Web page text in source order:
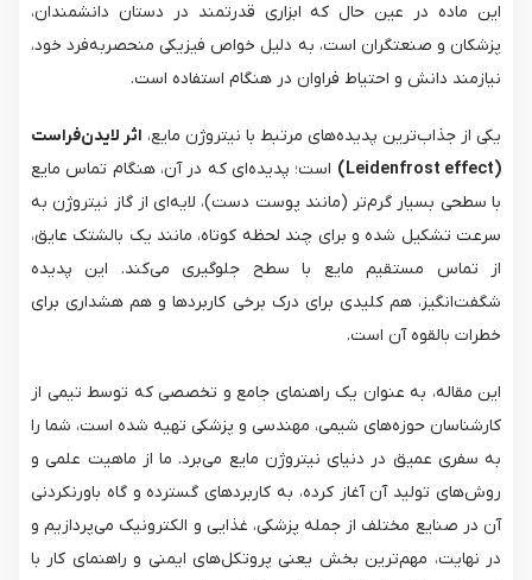
این ماده در عین حال که ابزاری قدرتمند در دستان دانشمندان،
پزشکان و صنعتگران است، به دلیل خواص فیزیکی منحصربه‌فرد خود،
نیازمند دانش و احتیاط فراوان در هنگام استفاده است.
یکی از جذاب‌ترین پدیده‌های مرتبط با نیتروژن مایع، اثر لایدن‌فراست
(Leidenfrost effect)
است؛ پدیده‌ای که در آن، هنگام تماس مایع
با سطحی بسیار گرم‌تر (مانند پوست دست)، لایه‌ای از گاز نیتروژن به
سرعت تشکیل شده و برای چند لحظه کوتاه، مانند یک بالشتک عایق،
از تماس مستقیم مایع با سطح جلوگیری می‌کند. این پدیده
شگفت‌انگیز، هم کلیدی برای درک برخی کاربردها و هم هشداری برای
خطرات بالقوه آن است.
این مقاله، به عنوان یک راهنمای جامع و تخصصی که توسط تیمی از
کارشناسان حوزه‌های شیمی، مهندسی و پزشکی تهیه شده است، شما را
به سفری عمیق در دنیای نیتروژن مایع می‌برد. ما از ماهیت علمی و
روش‌های تولید آن آغاز کرده، به کاربردهای گسترده و گاه باورنکردنی
آن در صنایع مختلف از جمله پزشکی، غذایی و الکترونیک می‌پردازیم و
در نهایت، مهم‌ترین بخش یعنی پروتکل‌های ایمنی و راهنمای کار با